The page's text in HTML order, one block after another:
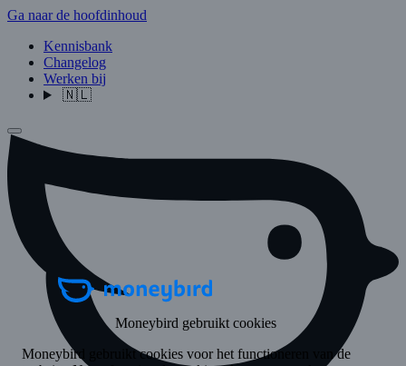
Ga naar de hoofdinhoud
Kennisbank
Changelog
Werken bij
🇳🇱